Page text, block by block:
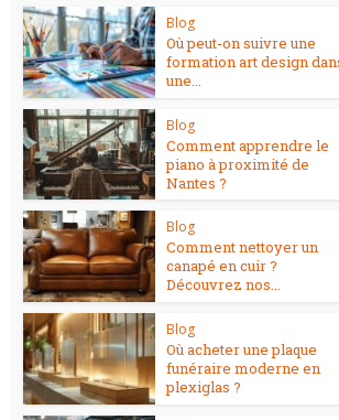
Blog
Où peut-on suivre une
formation art design
une...
Blog
Comment apprendre le
piano à proximité de
Nantes ?
Blog
Comment nettoyer un
canapé en cuir ?
Découvrez nos...
Blog
Où acheter une plaque
funéraire moderne en
plexiglas ?